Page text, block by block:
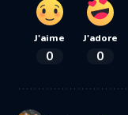
J'aime
0
J'adore
0